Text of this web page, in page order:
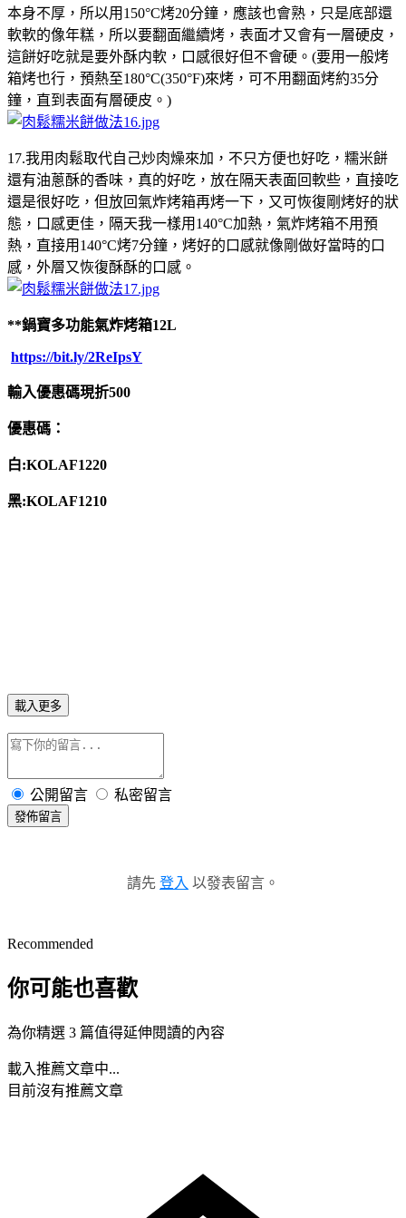
本身不厚，所以用150°C烤20分鐘，應該也會熟，只是底部還
軟軟的像年糕，所以要翻面繼續烤，表面才又會有一層硬皮，
這餅好吃就是要外酥内軟，口感很好但不會硬。(要用一般烤
箱烤也行，預熱至180°C(350°F)來烤，可不用翻面烤約35分
鐘，直到表面有層硬皮。)
17.我用肉鬆取代自己炒肉燥來加，不只方便也好吃，糯米餅
還有油蔥酥的香味，真的好吃，放在隔天表面回軟些，直接吃
還是很好吃，但放回氣炸烤箱再烤一下，又可恢復剛烤好的狀
態，口感更佳，隔天我一樣用140°C加熱，氣炸烤箱不用預
熱，直接用140°C烤7分鐘，烤好的口感就像剛做好當時的口
感，外層又恢復酥酥的口感。
**鍋寶多功能氣炸烤箱12L
https://bit.ly/2ReIpsY
輸入優惠碼現折500
優惠碼：
白:KOLAF1220
黑:KOLAF1210
載入更多
公開留言 私密留言
發佈留言
請先 登入 以發表留言。
Recommended
你可能也喜歡
為你精選 3 篇值得延伸閱讀的內容
載入推薦文章中...
目前沒有推薦文章